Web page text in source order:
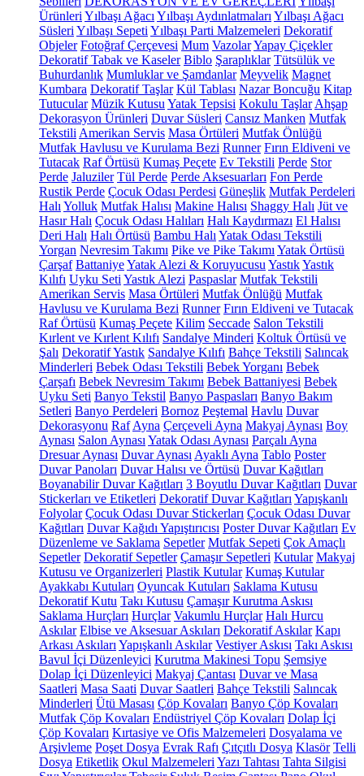
Ürünleri Yılbaşı Ağacı Yılbaşı Aydınlatmaları Yılbaşı Ağacı
Süsleri Yılbaşı Sepeti Yılbaşı Parti Malzemeleri Dekoratif
Objeler Fotoğraf Çerçevesi Mum VazolarYapay Çiçekler
Dekoratif Tabak ve Kaseler Biblo Şaraplıklar Tütsülük ve
Buhurdanlık Mumluklar ve Şamdanlar Meyvelik Magnet
Kumbara Dekoratif Taşlar Kül Tablası Nazar Boncuğu Kitap
Tutucular Müzik Kutusu Yatak Tepsisi Kokulu Taşlar Ahşap
Dekorasyon Ürünleri Duvar Süsleri Cansız Manken Mutfak
Tekstili Amerikan Servis Masa Örtüleri Mutfak Önlüğü
Mutfak Havlusu ve Kurulama Bezi Runner Fırın Eldiveni ve
Tutacak Raf Örtüsü Kumaş Peçete Ev Tekstili Perde Stor
Perde Jaluziler Tül Perde Perde Aksesuarları Fon Perde
Rustik Perde Çocuk Odası Perdesi Güneşlik Mutfak Perdeleri
Halı Yolluk Mutfak Halısı Makine Halısı Shaggy Halı Jüt ve
Hasır Halı Çocuk Odası Halıları Halı Kaydırmazı El Halısı
Deri Halı Halı Örtüsü Bambu Halı Yatak Odası Tekstili
Yorgan Nevresim Takımı Pike ve Pike Takımı Yatak Örtüsü
Çarşaf BattaniyeYatak Alezi & Koruyucusu YastıkYastık
Kılıfı Uyku Seti Yastık Alezi Paspaslar Mutfak Tekstili
Amerikan Servis Masa Örtüleri Mutfak Önlüğü Mutfak
Havlusu ve Kurulama Bezi Runner Fırın Eldiveni ve Tutacak
Raf Örtüsü Kumaş Peçete Kilim Seccade Salon Tekstili
Kırlent ve Kırlent Kılıfı Sandalye Minderi Koltuk Örtüsü ve
Şalı Dekoratif Yastık Sandalye Kılıfı Bahçe Tekstili Salıncak
Minderleri Bebek Odası Tekstili Bebek Yorganı Bebek
Çarşafı Bebek Nevresim Takımı Bebek Battaniyesi Bebek
Uyku Seti Banyo Tekstil Banyo Paspasları Banyo Bakım
Setleri Banyo Perdeleri Bornoz Peştemal Havlu Duvar
Dekorasyonu Raf Ayna Çerçeveli Ayna Makyaj Aynası Boy
Aynası Salon Aynası Yatak Odası Aynası Parçalı Ayna
Dresuar Aynası Duvar Aynası Ayaklı Ayna Tablo Poster
Duvar Panoları Duvar Halısı ve Örtüsü Duvar Kağıtları
Boyanabilir Duvar Kağıtları 3 Boyutlu Duvar Kağıtları Duvar
Stickerları ve Etiketleri Dekoratif Duvar Kağıtları Yapışkanlı
Folyolar Çocuk Odası Duvar Stickerları Çocuk Odası Duvar
Kağıtları Duvar Kağıdı Yapıştırıcısı Poster Duvar Kağıtları Ev
Düzenleme ve Saklama Sepetler Mutfak Sepeti Çok Amaçlı
Sepetler Dekoratif Sepetler Çamaşır Sepetleri Kutular Makyaj
Kutusu ve Organizerleri Plastik Kutular Kumaş Kutular
Ayakkabı Kutuları Oyuncak Kutuları Saklama Kutusu
Dekoratif Kutu Takı Kutusu Çamaşır Kurutma Askısı
Saklama Hurçları Hurçlar Vakumlu Hurçlar Halı Hurcu
Askılar Elbise ve Aksesuar Askıları Dekoratif Askılar Kapı
Arkası Askıları Yapışkanlı Askılar Vestiyer Askısı Takı Askısı
Bavul İçi Düzenleyici Kurutma Makinesi Topu Şemsiye
Dolap İçi Düzenleyici Makyaj Çantası Duvar ve Masa
Saatleri Masa Saati Duvar Saatleri Bahçe Tekstili Salıncak
Minderleri Ütü Masası Çöp Kovaları Banyo Çöp Kovaları
Mutfak Çöp Kovaları Endüstriyel Çöp Kovaları Dolap İçi
Çöp Kovaları Kırtasiye ve Ofis Malzemeleri Dosyalama ve
Arşivleme Poşet Dosya Evrak Rafı Çıtçıtlı Dosya Klasör Telli
Dosya Etiketlik Okul Malzemeleri Yazı Tahtası Tahta Silgisi